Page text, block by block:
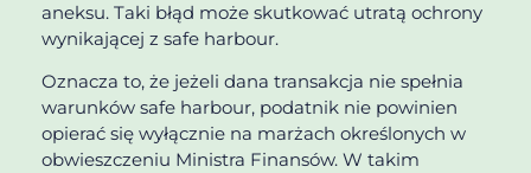
aneksu. Taki błąd może skutkować utratą ochrony
wynikającej z safe harbour.
Oznacza to, że jeżeli dana transakcja nie spełnia
warunków safe harbour, podatnik nie powinien
opierać się wyłącznie na marżach określonych w
obwieszczeniu Ministra Finansów. W takim